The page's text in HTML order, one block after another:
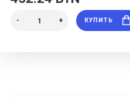
КУПИТЬ